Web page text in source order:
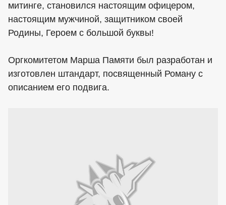
митинге, становился настоящим офицером,
настоящим мужчиной, защитником своей
Родины, Героем с большой буквы!
Оргкомитетом Марша Памяти был разработан и
изготовлен штандарт, посвященный Роману с
описанием его подвига.